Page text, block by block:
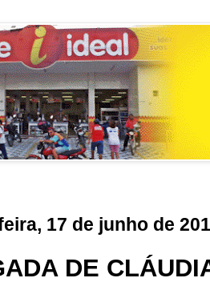
17 de junho de
DE